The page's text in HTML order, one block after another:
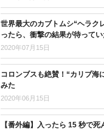
世界最大のカブトムシ“ヘラク
ったら、衝撃の結果が待ってい
2020年07月15日
コロンブスも絶賛！“カリブ海
みた
2020年06月15日
【番外編】入ったら 15 秒で